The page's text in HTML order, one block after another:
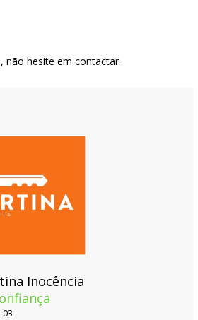
não hesite em contactar.
Inocência